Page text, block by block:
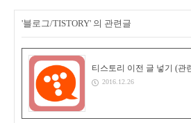
'블로그/TISTORY' 의 관련글
티스토리 이전 글 넣기 (관
2016.12.26